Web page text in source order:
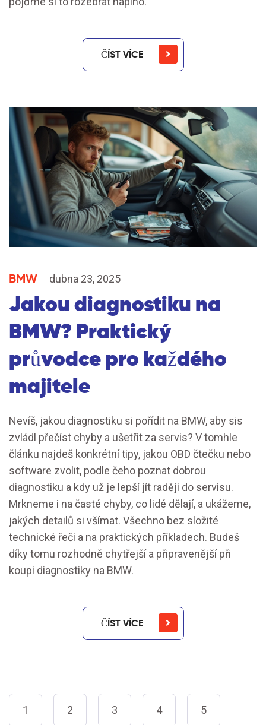
ČÍST VÍCE
BMW dubna 23, 2025
Jakou diagnostiku na
BMW? Praktický
průvodce pro každého
majitele
Nevíš, jakou diagnostiku si pořídit na BMW, aby sis
zvládl přečíst chyby a ušetřit za servis? V tomhle
článku najdeš konkrétní tipy, jakou OBD čtečku nebo
software zvolit, podle čeho poznat dobrou
diagnostiku a kdy už je lepší jít raději do servisu.
Mrkneme i na časté chyby, co lidé dělají, a ukážeme,
jakých detailů si všímat. Všechno bez složité
technické řeči a na praktických příkladech. Budeš
díky tomu rozhodně chytřejší a připravenější při
koupi diagnostiky na BMW.
ČÍST VÍCE
1 2 3 4 5